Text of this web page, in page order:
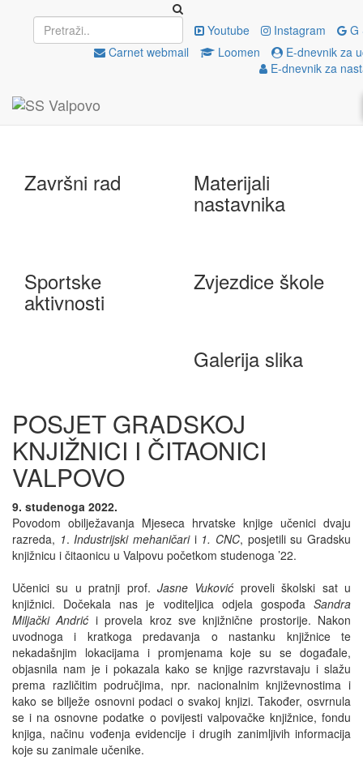
Youtube Instagram
G
Carnet webmail
Loomen
E-dnevnik za
E-dnevnik za
Upisi EU projekti
e-Škole
Završni rad Materijali
nastavnika
Sportske
aktivnosti
Zvjezdice škole
Galerija slika
POSJET GRADSKOJ
KNJIŽNICI I ČITAONICI
VALPOVO
9. studenoga 2022.
Povodom obilježavanja Mjeseca hrvatske knjige učenici dvaju
razreda, 1.Industrijski mehaničarii 1. CNC, posjetili su Gradsku
knjižnicu i čitaonicu u Valpovu početkom studenoga ’22.
Učenici su u pratnji prof. Jasne Vuković proveli školski sat u
knjižnici. Dočekala nas je voditeljica odjela gospođa Sandra
Miljački Andrić i provela kroz sve knjižnične prostorije. Nakon
uvodnoga i kratkoga predavanja o nastanku knjižnice te
nekadašnjim lokacijama i promjenama koje su se događale,
objasnila nam je i pokazala kako se knjige razvrstavaju i slažu
prema različitim područjima, npr. nacionalnim književnostima i
kako se bilježe osnovni podaci o svakoj knjizi. Također, osvrnula
se i na osnovne podatke o povijesti valpovačke knjižnice, fondu
knjiga, načinu vođenja evidencije i drugih zanimljivih informacija
koje su zanimale učenike.